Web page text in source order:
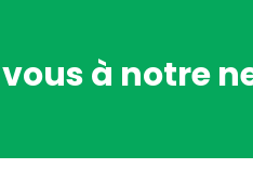
à notre